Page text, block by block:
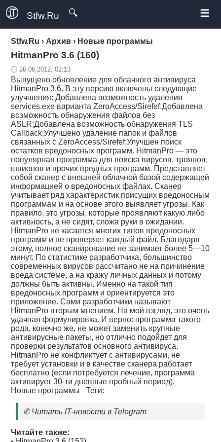
Stfw.Ru 🔍 ≡
Stfw.Ru › Архив › Новые программы
HitmanPro 3.6 (160)
🕛 26.06.2012, 02:13
Выпущено обновление для облачного антивируса
HitmanPro 3.6. В эту версию включены следующие
улучшения: Добавлена возможность удаления
services.exe варианта ZeroAccess/Sirefef;Добавлена
возможность обнаружения файлов без
ASLR;Добавлена возможность обнаружения TLS
Callback;Улучшено удаление папок и файлов
связанных с ZeroAccess/Sirefef;Улучшен поиск
остатков вредоносных программ. HitmanPro — это
популярная программа для поиска вирусов, троянов,
шпионов и прочих вредных программ. Представляет
собой сканер с внешней облачной базой содержащей
информацией о вредоносных файлах. Сканер
учитывает ряд характеристик присущих вредоносным
программам и на основе этого выявляет угрозы. Как
правило, это угрозы, которые проявляют какую либо
активность, а не сидят, сложа руки в ожидании.
HitmanPro не касается многих типов вредоносных
программ и не проверяет каждый файл. Благодаря
этому, полное сканирование не занимает более 5—10
минут. По статистике разработчика, большинство
современных вирусов рассчитано не на причинение
вреда системе, а на кражу личных данных и потому
должны быть активны. Именно на такой тип
вредоносных программ и ориентируется это
приложение. Сами разработчики называют
HitmanPro вторым мнением. На мой взгляд, это очень
удачная формулировка. И верно: программа такого
рода, конечно же, не может заменить крупные
антивирусные пакеты, но отлично подойдет для
проверки результатов основного антивируса.
HitmanPro не конфликтует с антивирусами, не
требует установки и в качестве сканера работает
бесплатно (если потребуется лечение, программа
активирует 30-ти дневные пробный период).
Новые программы Теги:
✆Читать IT-новости в Telegram
Читайте также: